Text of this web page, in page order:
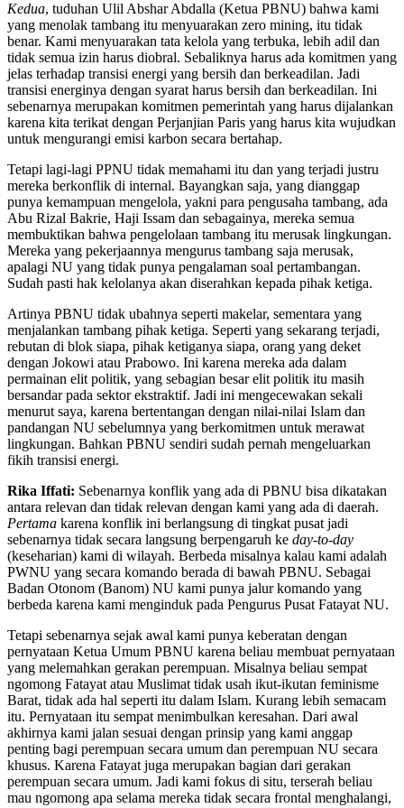
Kedua, tuduhan Ulil Abshar Abdalla (Ketua PBNU) bahwa kami
yang menolak tambang itu menyuarakan zero mining, itu tidak
benar. Kami menyuarakan tata kelola yang terbuka, lebih adil dan
tidak semua izin harus diobral. Sebaliknya harus ada komitmen yang
jelas terhadap transisi energi yang bersih dan berkeadilan. Jadi
transisi energinya dengan syarat harus bersih dan berkeadilan. Ini
sebenarnya merupakan komitmen pemerintah yang harus dijalankan
karena kita terikat dengan Perjanjian Paris yang harus kita wujudkan
untuk mengurangi emisi karbon secara bertahap.
Tetapi lagi-lagi PPNU tidak memahami itu dan yang terjadi justru
mereka berkonflik di internal. Bayangkan saja, yang dianggap
punya kemampuan mengelola, yakni para pengusaha tambang, ada
Abu Rizal Bakrie, Haji Issam dan sebagainya, mereka semua
membuktikan bahwa pengelolaan tambang itu merusak lingkungan.
Mereka yang pekerjaannya mengurus tambang saja merusak,
apalagi NU yang tidak punya pengalaman soal pertambangan.
Sudah pasti hak kelolanya akan diserahkan kepada pihak ketiga.
Artinya PBNU tidak ubahnya seperti makelar, sementara yang
menjalankan tambang pihak ketiga. Seperti yang sekarang terjadi,
rebutan di blok siapa, pihak ketiganya siapa, orang yang deket
dengan Jokowi atau Prabowo. Ini karena mereka ada dalam
permainan elit politik, yang sebagian besar elit politik itu masih
bersandar pada sektor ekstraktif. Jadi ini mengecewakan sekali
menurut saya, karena bertentangan dengan nilai-nilai Islam dan
pandangan NU sebelumnya yang berkomitmen untuk merawat
lingkungan. Bahkan PBNU sendiri sudah pernah mengeluarkan
fikih transisi energi.
Rika Iffati: Sebenarnya konflik yang ada di PBNU bisa dikatakan
antara relevan dan tidak relevan dengan kami yang ada di daerah.
Pertama karena konflik ini berlangsung di tingkat pusat jadi
sebenarnya tidak secara langsung berpengaruh ke day-to-day
(keseharian) kami di wilayah. Berbeda misalnya kalau kami adalah
PWNU yang secara komando berada di bawah PBNU. Sebagai
Badan Otonom (Banom) NU kami punya jalur komando yang
berbeda karena kami menginduk pada Pengurus Pusat Fatayat NU.
Tetapi sebenarnya sejak awal kami punya keberatan dengan
pernyataan Ketua Umum PBNU karena beliau membuat pernyataan
yang melemahkan gerakan perempuan. Misalnya beliau sempat
ngomong Fatayat atau Muslimat tidak usah ikut-ikutan feminisme
Barat, tidak ada hal seperti itu dalam Islam. Kurang lebih semacam
itu. Pernyataan itu sempat menimbulkan keresahan. Dari awal
akhirnya kami jalan sesuai dengan prinsip yang kami anggap
penting bagi perempuan secara umum dan perempuan NU secara
khusus. Karena Fatayat juga merupakan bagian dari gerakan
perempuan secara umum. Jadi kami fokus di situ, terserah beliau
mau ngomong apa selama mereka tidak secara frontal menghalangi,